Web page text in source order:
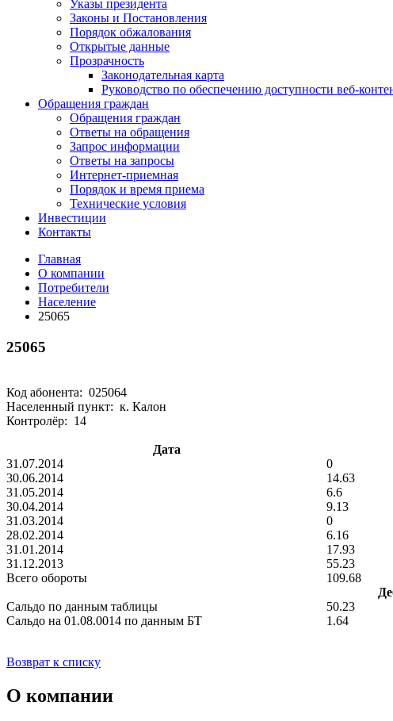
Указы президента
Законы и Постановления
Порядок обжалования
Открытые данные
Прозрачность
Законодательная карта
Руководство по обеспечению доступности веб-
Обращения граждан
Обращения граждан
Ответы на обращения
Запрос информации
Ответы на запросы
Интернет-приемная
Порядок и время приема
Технические условия
Инвестиции
Контакты
Главная
О компании
Потребители
Население
25065
25065
Код абонента: 025064
Населенный пункт: к. Калон
Контролёр: 14
Дата
31.07.2014
0
30.06.2014
14.63
31.05.2014
6.6
30.04.2014
9.13
31.03.2014
0
28.02.2014
6.16
31.01.2014
17.93
31.12.2013
55.23
Всего обороты
109.68
Сальдо по данным таблицы
50.23
Сальдо на 01.08.0014 по данным БТ
1.64
Возврат к списку
О компании